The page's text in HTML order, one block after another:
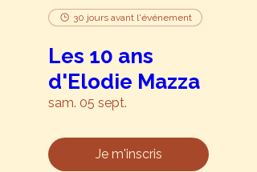
30 jours avant l'événement
Les 10 ans
d'Elodie Mazza
sam. 05 sept.
Je m'inscris